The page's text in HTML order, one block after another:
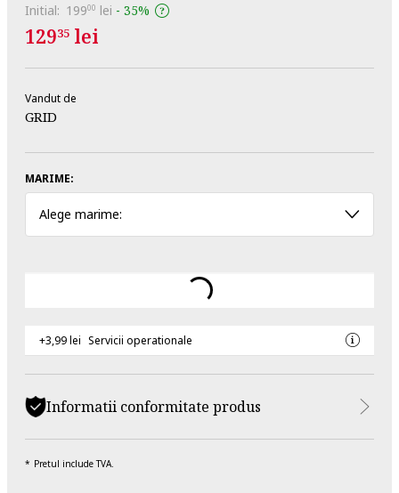
Initial: 19900 lei - 35%
12935 lei
Vandut de
GRID
MARIME:
Alege marime:
+3,99 lei Servicii operationale
Informatii conformitate produs
Pretul include TVA.